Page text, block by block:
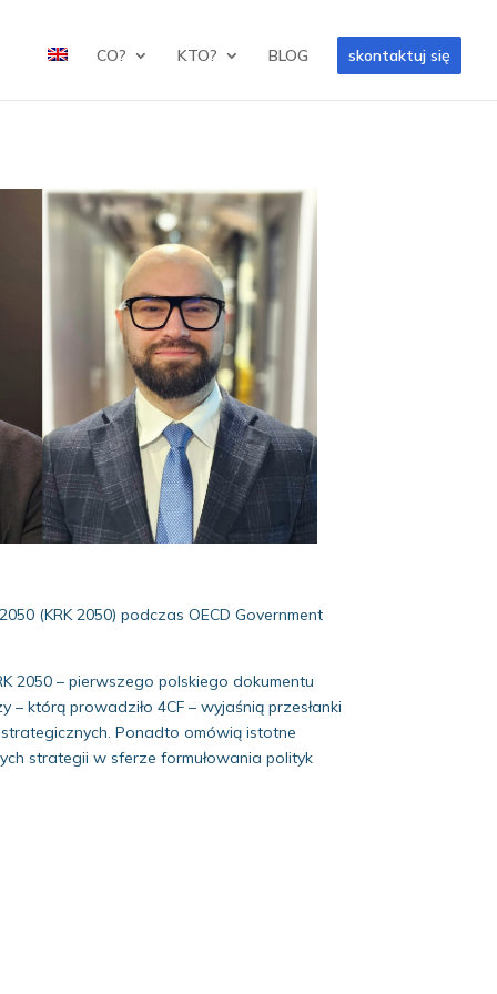
CO? KTO? BLOG skontaktuj się
(KRK 2050) podczas OECD Government
2050 – pierwszego polskiego dokumentu
którą prowadziło 4CF – wyjaśnią przesłanki
Ponadto omówią istotne
strategii w sferze formułowania polityk